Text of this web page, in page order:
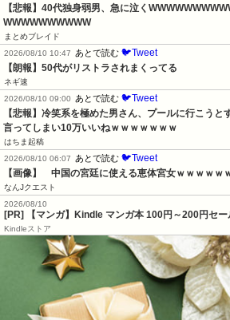
【悲報】40代独身弱男、急に泣く
WWWWWWWWWW
まとめブレイド
2026/08/10 10:47
あとで読む 🐦Tweet
【朗報】50代がリストラされまくってる
ネギ速
2026/08/10 09:00
あとで読む 🐦Tweet
【悲報】冷笑系を極めた男さん、プールに行こう
言ってしまい10万いいねｗｗｗｗｗｗｗ
はちま起稿
2026/08/10 06:07
あとで読む 🐦Tweet
【画像】　中国の宮廷に使える恵体宮女ｗｗｗｗｗ
なんJクエスト
2026/08/10
[PR] 【マンガ】Kindle マンガ本 100円～200円セー
Kindleストア